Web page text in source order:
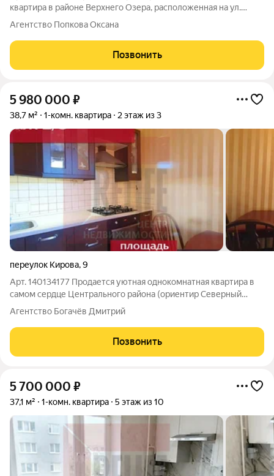
квартира в районе Верхнего Озера, расположенная на ул.
Римская. Общая площадь квартиры 47 кв.м., просторная кухня
жилая комната 20,5 кв.м , с
Агентство Попкова Оксана
Позвонить
5 980 000 ₽
38,7 м² 1-комн. квартира 2 этаж из 3
переулок Кирова,9
Арт. 140134177 Продается уютная однокомнатная квартира в
самом сердце Центрального района (ориентир Северный
вокзал, Драмтеатр, Зоопарк). Уникальное предложение:
комфорт малоэтажного исторического фонда в сочетании с
полностью обновленными
Агентство Богачёв Дмитрий
Позвонить
5 700 000 ₽
37,1 м² 1-комн. квартира 5 этаж из 10